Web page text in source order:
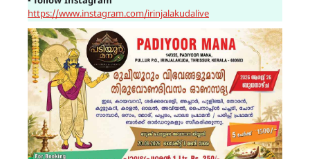
https://www.instagram.com/irinjalakudalive